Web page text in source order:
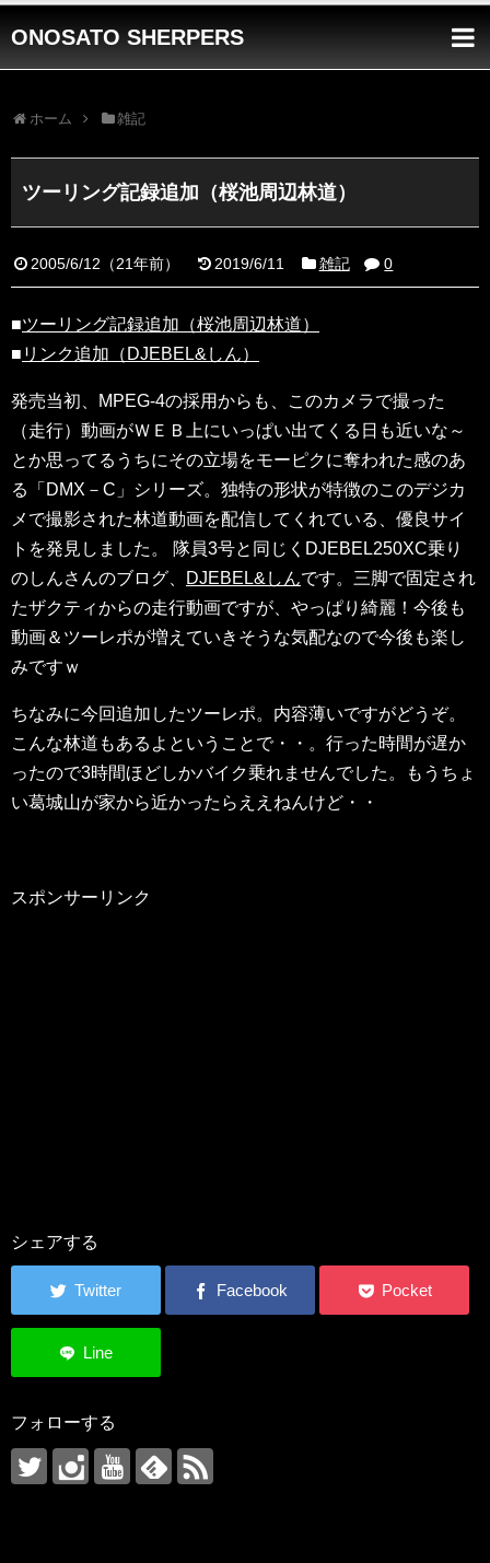
ONOSATO SHERPERS
ホーム 雑記
ツーリング記録追加（桜池周辺林道）
2005/6/12 （21年前） 2019/6/11 雑記 0
■ツーリング記録追加（桜池周辺林道）
■ リンク追加（DJEBEL&しん）
発売当初、MPEG-4の採用からも、このカメラで撮った
（走行）動画がＷＥＢ上にいっぱい出てくる日も近いな～
とか思ってるうちにその立場をモーピクに奪われた感のあ
る「DMX－C」シリーズ。独特の形状が特徴のこのデジカ
メで撮影された林道動画を配信してくれている、優良サイ
トを発見しました。 隊員3号と同じくDJEBEL250XC乗り
のしんさんのブログ、
DJEBEL&しんです。三脚で固定され
たザクティからの走行動画ですが、やっぱり綺麗！今後も
動画＆ツーレポが増えていきそうな気配なので今後も楽し
みですｗ
ちなみに今回追加したツーレポ。内容薄いですがどうぞ。
こんな林道もあるよということで・・。行った時間が遅か
ったので3時間ほどしかバイク乗れませんでした。もうちょ
い葛城山が家から近かったらええねんけど・・
スポンサーリンク
シェアする
フォローする